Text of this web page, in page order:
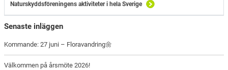
Naturskyddsföreningens aktiviteter i hela Sverige
Senaste inläggen
Kommande: 27 juni – Floravandring🌼
Välkommen på årsmöte 2026!